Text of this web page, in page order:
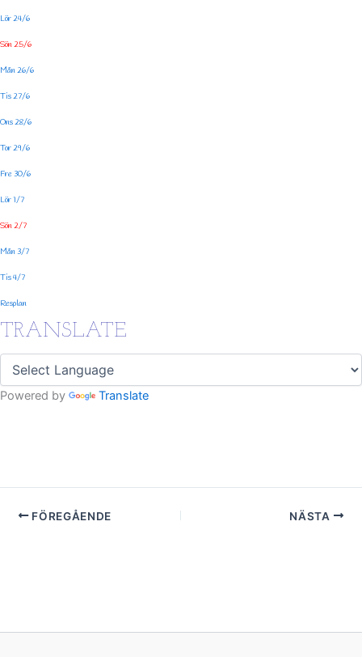
Lör 24/6
Sön 25/6
Mån 26/6
Tis 27/6
Ons 28/6
Tor 29/6
Fre 30/6
Lör 1/7
Sön 2/7
Mån 3/7
Tis 4/7
Resplan
TRANSLATE
Powered by Translate
FÖREGÅENDE NÄSTA